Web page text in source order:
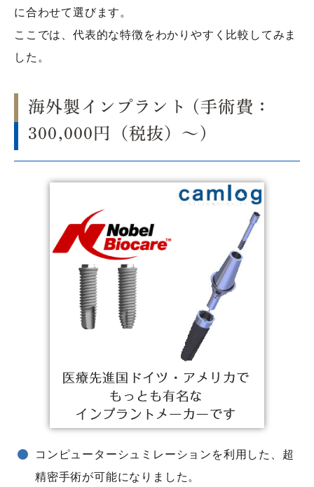
に合わせて選びます。
ここでは、代表的な特徴をわかりやすく比較してみま
した。
海外製インプラント (手術費：
300,000円（税抜）～)
コンピューターシュミレーションを利用した、超
精密手術が可能になりました。